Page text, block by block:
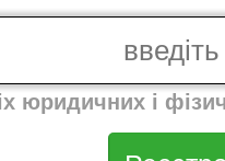
юридичних і